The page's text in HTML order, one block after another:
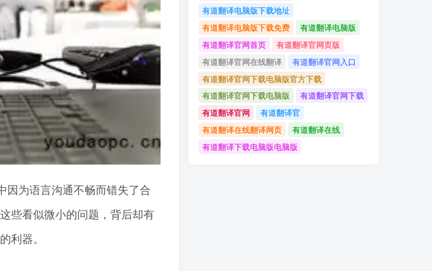
因为语言沟通不畅而错失了合
些看似微小的问题，背后却有
利器。
有道翻译电脑版下载地址
有道翻译电脑版下载免费
有道翻译电脑版
有道翻译官网首页
有道翻译官网页版
有道翻译官网在线翻译
有道翻译官网入口
有道翻译官网下载电脑版官方下载
有道翻译官网下载电脑版
有道翻译官网下载
有道翻译官网
有道翻译官
有道翻译在线翻译网页
有道翻译在线
有道翻译下载电脑版电脑版